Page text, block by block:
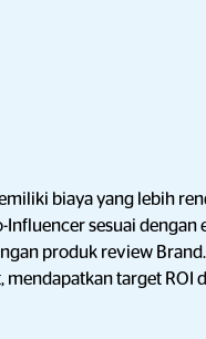
biaya yang lebih
sesuai dengan
produk review
target ROI